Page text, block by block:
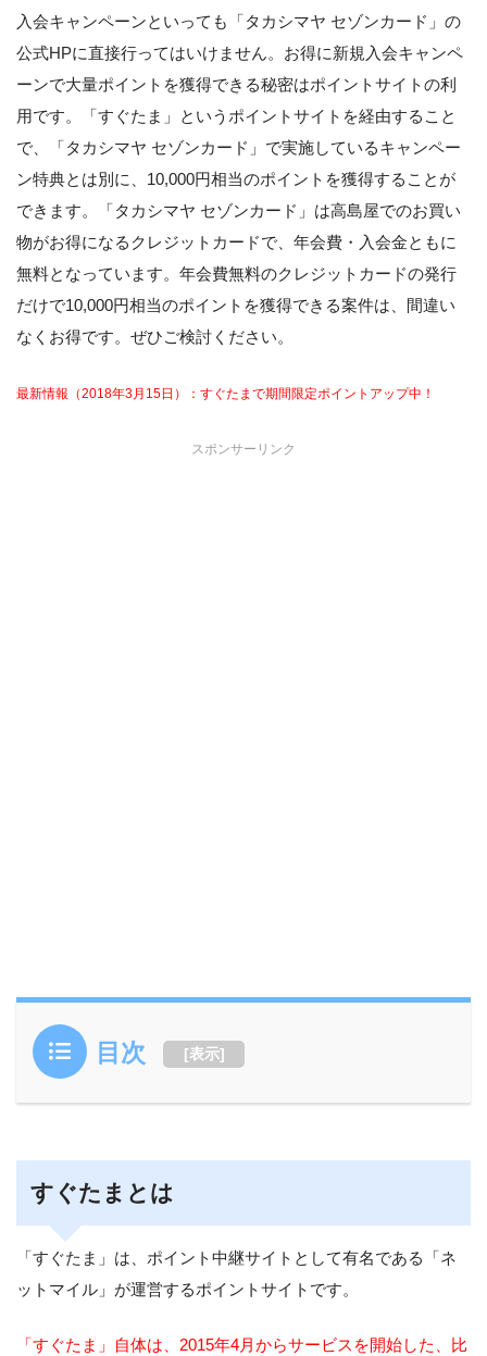
入会キャンペーンといっても「タカシマヤ セゾンカード」の
公式HPに直接行ってはいけません。お得に新規入会キャンペ
ーンで大量ポイントを獲得できる秘密はポイントサイトの利
用です。「すぐたま」というポイントサイトを経由すること
で、「タカシマヤ セゾンカード」で実施しているキャンペー
ン特典とは別に、10,000円相当のポイントを獲得することが
できます。「タカシマヤ セゾンカード」は高島屋でのお買い
物がお得になるクレジットカードで、年会費・入会金ともに
無料となっています。年会費無料のクレジットカードの発行
だけで10,000円相当のポイントを獲得できる案件は、間違い
なくお得です。ぜひご検討ください。
最新情報（2018年3月15日）：すぐたまで期間限定ポイントアップ中！
スポンサーリンク
目次 [表示]
すぐたまとは
「すぐたま」は、ポイント中継サイトとして有名である「ネ
ットマイル」が運営するポイントサイトです。
「すぐたま」自体は、2015年4月からサービスを開始した、比